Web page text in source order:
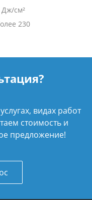
Дж/см²
230
видах работ
стоимость и
предложение!